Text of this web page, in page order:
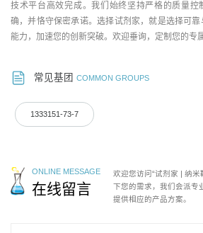
技术平台高效完成。我们始终坚持严格的质量控
确，并恪守保密承诺。选择试剂家，就是选择可
能力，加速您的创新突破。欢迎垂询，定制您的专
常见基团 COMMON GROUPS
1333151-73-7
ONLINE MESSAGE
在线留言
欢迎您访问“试剂家 | 纳
下您的需求，我们会派专
提供相应的产品方案。